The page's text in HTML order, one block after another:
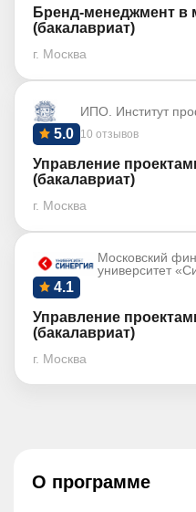
Бренд-менеджмент в
(бакалавриат)
г. Москва
ИПО. Институт
10 отзывов
5.0
Управление
(бакалавриат)
г. Москва
Московский
университет
4.1
Управление
(бакалавриат)
г. Москва
О программе